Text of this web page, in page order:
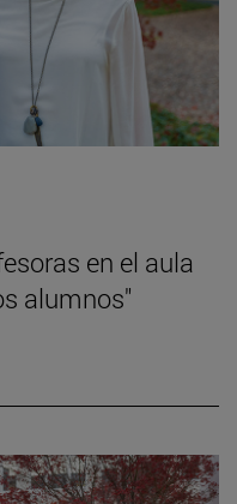
en el aula
alumnos"